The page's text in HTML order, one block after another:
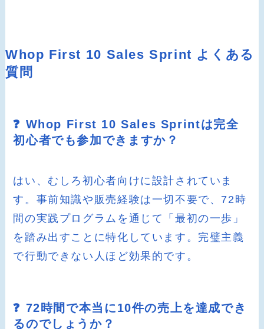
Whop First 10 Sales Sprint よくある
質問
❓ Whop First 10 Sales Sprintは完全
初心者でも参加できますか？
はい、むしろ初心者向けに設計されていま
す。事前知識や販売経験は一切不要で、72時
間の実践プログラムを通じて「最初の一歩」
を踏み出すことに特化しています。完璧主義
で行動できない人ほど効果的です。
❓ 72時間で本当に10件の売上を達成でき
るのでしょうか？